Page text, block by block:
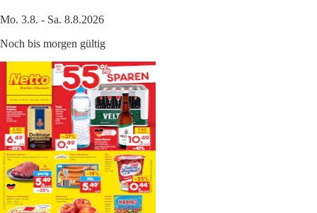
Mo. 3.8. - Sa. 8.8.2026
Noch bis morgen gültig